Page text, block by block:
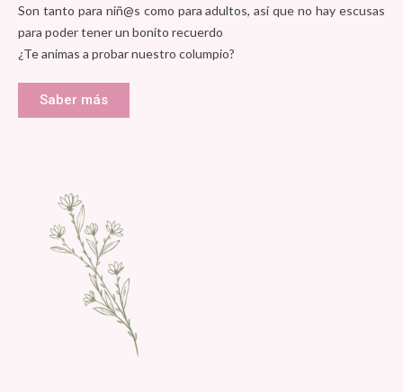
Son tanto para niñ@s como para adultos, así que no hay escusas
para poder tener un bonito recuerdo
¿Te animas a probar nuestro columpio?
Saber más